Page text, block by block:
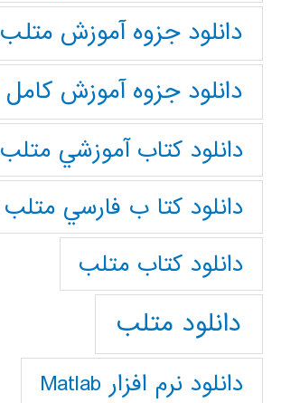
دانلود جزوه آموزش متلب
دانلود جزوه آموزش کامل matlab
دانلود كتاب آموزشي متلب
دانلود كتا ب فارسي متلب
دانلود كتاب متلب
دانلود متلب
دانلود نرم افزار Matlab